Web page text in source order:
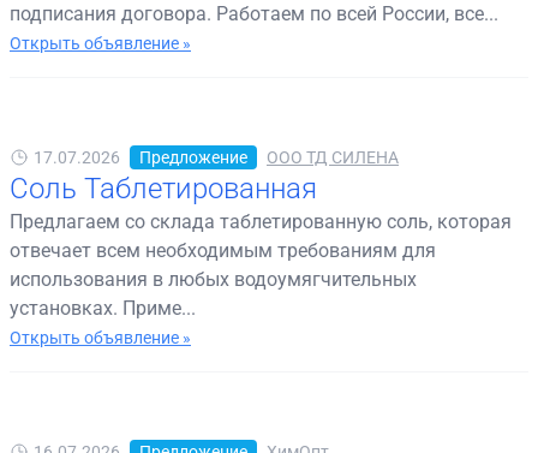
подписания договора. Работаем по всей России, все...
Открыть объявление »
17.07.2026 Предложение ООО ТД СИЛЕНА
Соль Таблетированная
Предлагаем со склада таблетированную соль, которая
отвечает всем необходимым требованиям для
использования в любых водоумягчительных
установках. Приме...
Открыть объявление »